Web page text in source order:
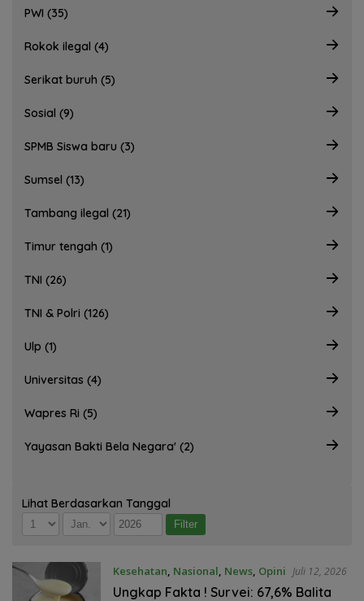
PWI (35)
Rokok ilegal (4)
Serikat buruh (5)
Sosial (9)
SPMB Siswa baru (3)
Sumsel (13)
Tambang ilegal (21)
Timur tengah (1)
TNI (26)
TNI & Polri (126)
Ulp (1)
Universitas (4)
Wapres Ri (5)
Yayasan Bakti Bela Negara' (2)
Lihat Berdasarkan Tanggal
Kesehatan, Nasional, News, Opini Juli 12, 2026
Ungkap Fakta ! Survei: 67,6% Balita